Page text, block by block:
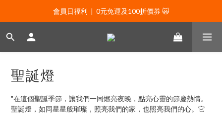
會員日福利  |  0元免運及100折價券 🙀
會員日福利  |  0元免運及100折價券 🙀
會員日福利  |  會員專屬好禮三選一🌟
會員日福利  |  0元免運及100折價券 🙀
聖誕燈
"在這個聖誕季節，讓我們一同燃亮夜晚，點亮心靈的節慶熱情。
聖誕燈，如同星星般璀璨，照亮我們的家，也照亮我們的心。它